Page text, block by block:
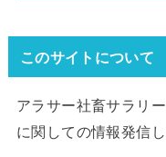
このサイトについて
アラサー社畜サラリ
に関しての情報発信し